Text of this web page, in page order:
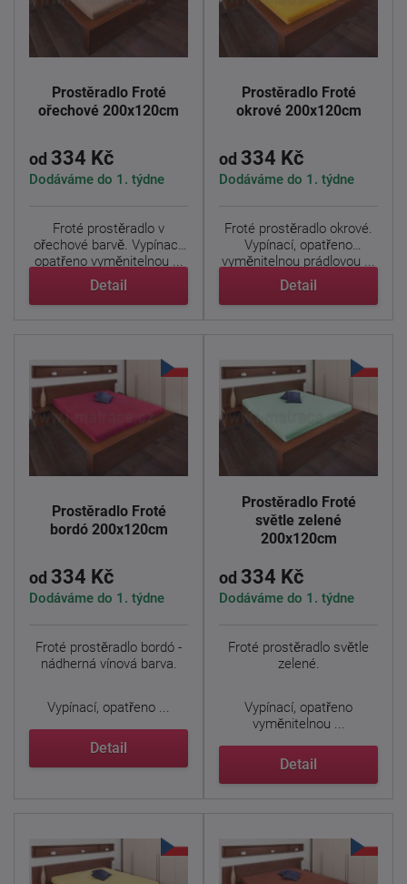
Prostěradlo Froté
ořechové 200x120cm
od 334 Kč
Dodáváme do 1. týdne
Froté prostěradlo v
ořechové barvě. Vypínací,
opatřeno vyměnitelnou ...
Detail
Prostěradlo Froté
okrové 200x120cm
od 334 Kč
Dodáváme do 1. týdne
Froté prostěradlo okrové.
Vypínací, opatřeno
vyměnitelnou prádlovou ...
Detail
Prostěradlo Froté
bordó 200x120cm
od 334 Kč
Dodáváme do 1. týdne
Froté prostěradlo bordó -
nádherná vínová barva.
Vypínací, opatřeno ...
Detail
Prostěradlo Froté
světle zelené
200x120cm
od 334 Kč
Dodáváme do 1. týdne
Froté prostěradlo světle
zelené.
Vypínací, opatřeno
vyměnitelnou ...
Detail